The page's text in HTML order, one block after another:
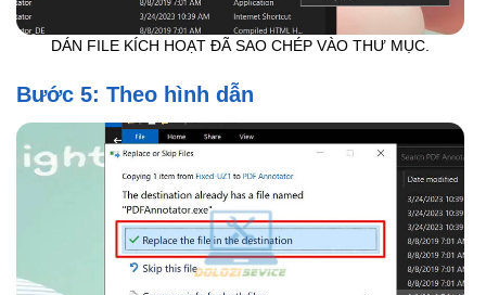
DÁN FILE KÍCH HOẠT ĐÃ SAO CHÉP VÀO THƯ MỤC.
Bước 5: Theo hình dẫn